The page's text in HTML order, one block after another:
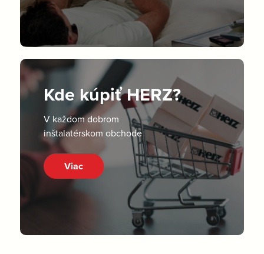
Kde kúpiť HERZ?
V každom dobrom
inštalatérskom obchode
Viac